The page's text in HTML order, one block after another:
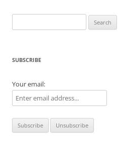
for:
SUBSCRIBE
Your email: